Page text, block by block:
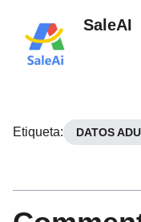
SaleAI
Etiqueta: DATOS